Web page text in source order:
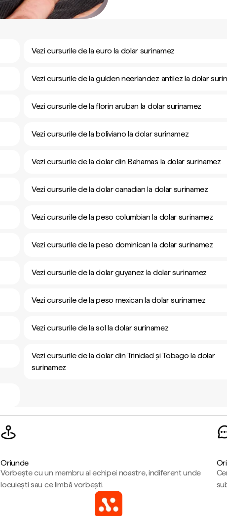
Vezi cursurile de la euro la dolar surinamez
Vezi cursurile de la gulden neerlandez antilez la dolar
Vezi cursurile de la florin aruban la dolar surinamez
Vezi cursurile de la boliviano la dolar surinamez
Vezi cursurile de la dolar din Bahamas la dolar surinamez
Vezi cursurile de la dolar canadian la dolar surinamez
Vezi cursurile de la peso columbian la dolar surinamez
Vezi cursurile de la peso dominican la dolar surinamez
Vezi cursurile de la dolar guyanez la dolar surinamez
Vezi cursurile de la peso mexican la dolar surinamez
Vezi cursurile de la sol la dolar surinamez
Vezi cursurile de la dolar din Trinidad și Tobago la dolar
surinamez
Oriunde
Vorbește cu un membru al echipei noastre, indiferent unde
locuiești sau ce limbă vorbești.